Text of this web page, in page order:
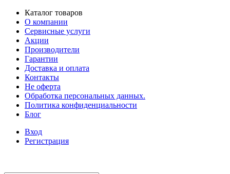
Каталог товаров
О компании
Сервисные услуги
Акции
Производители
Гарантии
Доставка и оплата
Контакты
Не оферта
Обработка персональных данных.
Политика конфиденциальности
Блог
Вход
Регистрация